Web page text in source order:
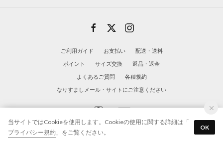
ご利用ガイド お支払い
配送・送料
ポイント
サイズ交換
返品・返金
よくあるご質問
各種規約
なりすましメール・サイトにご注意ください
© Danyu Co.,Ltd. All Rights Reserved
当サイトではCookieを使用します。Cookieの使用に関する詳細は「
プライバシー規約 」をご覧ください。
OK